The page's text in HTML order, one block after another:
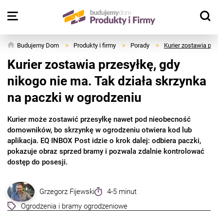
Budujemy Dom > Produkty i firmy > Porady > Kurier zostawia
Kurier zostawia przesyłkę, gdy
nikogo nie ma. Tak działa skrzynka
na paczki w ogrodzeniu
Kurier może zostawić przesyłkę nawet pod nieobecność
domowników, bo skrzynkę w ogrodzeniu otwiera kod lub
aplikacja. EQ INBOX Post idzie o krok dalej: odbiera paczki,
pokazuje obraz sprzed bramy i pozwala zdalnie kontrolować
dostęp do posesji.
Grzegorz Fijewski
4-5 minut
Ogrodzenia i bramy ogrodzeniowe